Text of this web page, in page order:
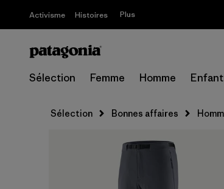
Activisme Histoires Plus
Sélection Femme Homme Enfant
Sélection Bonnes affaires